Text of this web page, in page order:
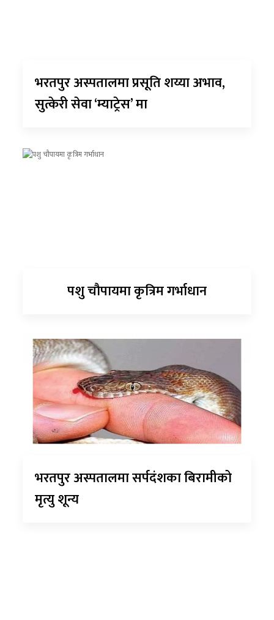
भरतपुर अस्पतालमा प्रसूति शय्या अभाव,
सुत्केरी सेवा ‘म्याट्रेस’ मा
पशु चौपायमा कृत्रिम गर्भाधान
भरतपुर अस्पतालमा सर्पदंशका बिरामीको
मृत्यु शून्य